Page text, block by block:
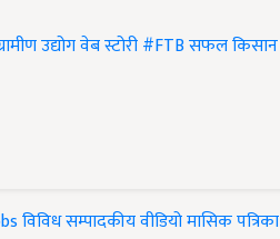
उद्योगवेब स्टोरी#FTBसफल किसान
विविधसम्पादकीयवीडियोमासिक पत्रिका